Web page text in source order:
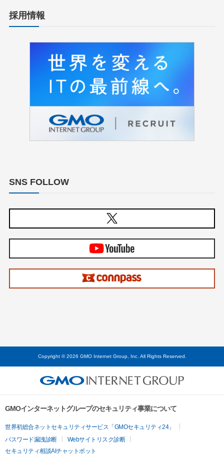
採用情報
SNS FOLLOW
Copyright © 2026 GMO Internet Group, Inc. All Rights Reserved.
GMOインターネットグループのセキュリティ事業について
世界初総合ネットセキュリティサービス「GMOセキュリティ24」
パスワード漏洩診断
Webサイトリスク診断
セキュリティ相談AIチャットボット